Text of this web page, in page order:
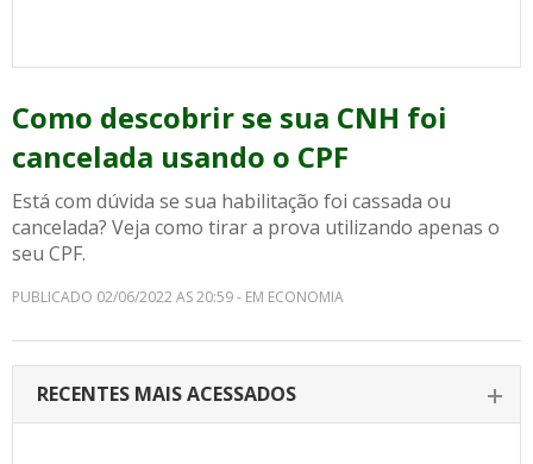
Como descobrir se sua CNH foi
cancelada usando o CPF
Está com dúvida se sua habilitação foi cassada ou
cancelada? Veja como tirar a prova utilizando apenas o
seu CPF.
PUBLICADO 02/06/2022 AS 20:59 - EM ECONOMIA
RECENTES MAIS ACESSADOS